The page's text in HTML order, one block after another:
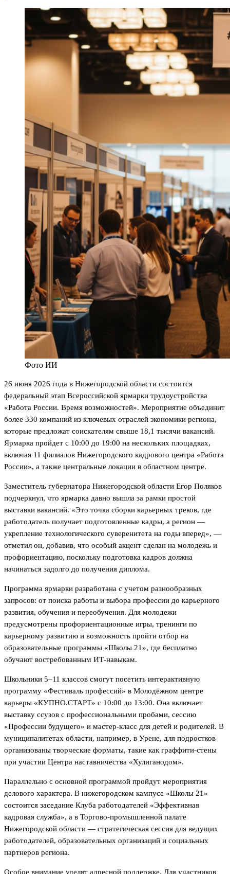
Фото ИИ
26 июня 2026 года в Нижегородской области состоится
федеральный этап Всероссийской ярмарки трудоустройства
«Работа России. Время возможностей». Мероприятие объединит
более 330 компаний из ключевых отраслей экономики региона,
которые предложат соискателям свыше 18,1 тысячи вакансий.
Ярмарка пройдет с 10:00 до 19:00 на нескольких площадках,
включая 11 филиалов Нижегородского кадрового центра «Работа
России», а также центральные локации в областном центре.
Заместитель губернатора Нижегородской области Егор Поляков
подчеркнул, что ярмарка давно вышла за рамки простой
выставки вакансий. «Это точка сборки карьерных треков, где
работодатель получает подготовленные кадры, а регион —
укрепление технологического суверенитета на годы вперед», —
отметил он, добавив, что особый акцент сделан на молодежь и
профориентацию, поскольку подготовка кадров должна
начинаться задолго до получения диплома.
Программа ярмарки разработана с учетом разнообразных
запросов: от поиска работы и выбора профессии до карьерного
развития, обучения и переобучения. Для молодежи
предусмотрены профориентационные игры, тренинги по
карьерному развитию и возможность пройти отбор на
образовательные программы «Школы 21», где бесплатно
обучают востребованным ИТ-навыкам.
Школьники 5–11 классов смогут посетить интерактивную
программу «Фестиваль профессий» в Молодёжном центре
карьеры «КУПНО.СТАРТ» с 10:00 до 13:00. Она включает
выставку ссузов с профессиональными пробами, сессию
«Профессии будущего» и мастер-класс для детей и родителей. В
муниципалитетах области, например, в Урене, для подростков
организованы творческие форматы, такие как граффити-стены
при участии Центра наставничества «Хулиганодом».
Параллельно с основной программой пройдут мероприятия
делового характера. В нижегородском кампусе «Школы 21»
состоится заседание Клуба работодателей «Эффективная
кадровая служба», а в Торгово-промышленной палате
Нижегородской области — стратегическая сессия для ведущих
работодателей, образовательных организаций и социальных
партнеров региона.
Особое внимание уделят адресной поддержке. Для участников